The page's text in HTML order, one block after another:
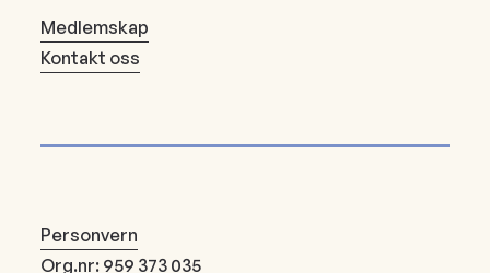
Medlemskap
Kontakt oss
Personvern
Org.nr: 959 373 035